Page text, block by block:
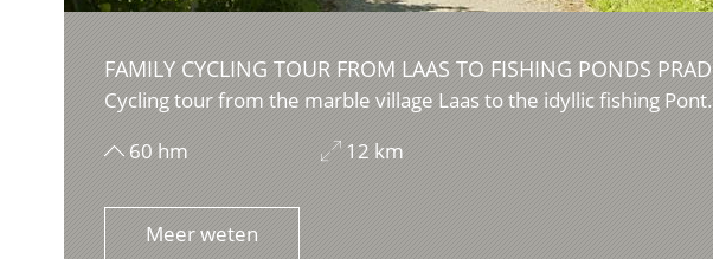
FAMILY CYCLING TOUR FROM LAAS TO FISHING PONDS PRAD
Cycling tour from the marble village Laas to the idyllic fishing Pont.
60 hm
12 km
Meer weten